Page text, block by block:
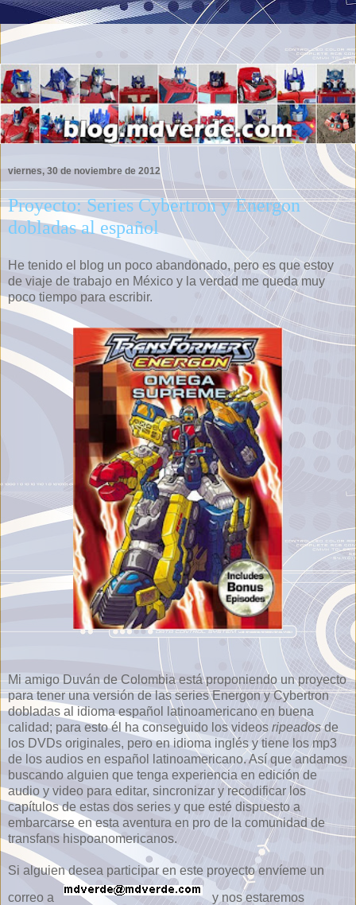
viernes, 30 de noviembre de 2012
Proyecto: Series Cybertron y Energon
dobladas al español
He tenido el blog un poco abandonado, pero es que estoy
de viaje de trabajo en México y la verdad me queda muy
poco tiempo para escribir.
Mi amigo Duván de Colombia está proponiendo un proyecto
para tener una versión de las series Energon y Cybertron
dobladas al idioma español latinoamericano en buena
calidad; para esto él ha conseguido los videos ripeadosde
los DVDs originales, pero en idioma inglés y tiene los mp3
de los audios en español latinoamericano. Así que andamos
buscando alguien que tenga experiencia en edición de
audio y video para editar, sincronizar y recodificar los
capítulos de estas dos series y que esté dispuesto a
embarcarse en esta aventura en pro de la comunidad de
transfans hispoanomericanos.
Si alguien desea participar en este proyecto envíeme un
correo a
y nos estaremos